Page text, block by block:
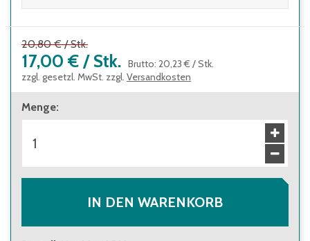
20,80 € /Stk.
17,00 € / Stk. Brutto: 20,23 € /Stk.
zzgl. gesetzl. MwSt. zzgl. Versandkosten
Menge:
IN DEN WARENKORB